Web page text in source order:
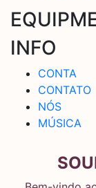
INFO
CONTA
CONTATO
NÓS
MÚSICA